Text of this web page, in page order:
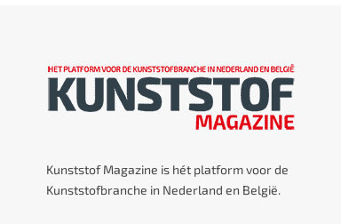
Kunststof Magazine is hét platform voor de
Kunststofbranche in Nederland en België.